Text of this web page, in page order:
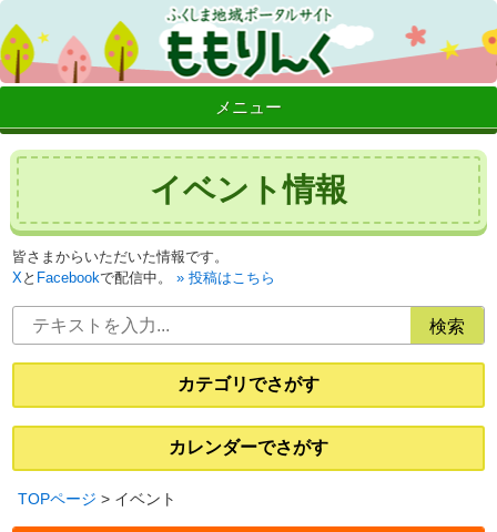
メニュー
イベント情報
皆さまからいただいた情報です。
Xと Facebookで配信中。 投稿はこちら
カテゴリでさがす
カレンダーでさがす
TOPページ > イベント